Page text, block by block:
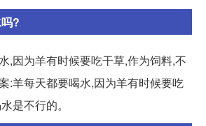
?
,因为羊有时候要吃干草,作为饲料,不
:羊每天都要喝水,因为羊有时候要吃
是不行的。